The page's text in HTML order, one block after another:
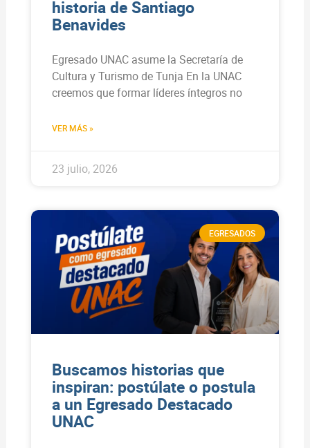
historia de Santiago
Benavides
Egresado UNAC asume la Secretaría de
Cultura y Turismo de Tunja En la UNAC
creemos que formar líderes íntegros no
VER MÁS »
23 julio, 2026
EGRESADOS
Buscamos historias que
inspiran: postúlate o postula
a un Egresado Destacado
UNAC